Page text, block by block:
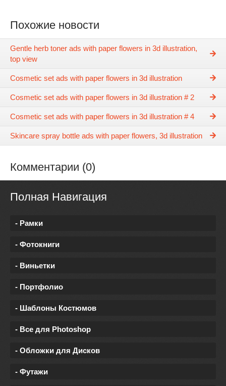
Похожие новости
Gentle herb toner ads with paper flowers in 3d illustration,
top view
Cosmetic set ads with paper flowers in 3d illustration
Cosmetic set ads with paper flowers in 3d illustration # 2
Cosmetic set ads with paper flowers in 3d illustration # 4
Skincare spray bottle ads with paper flowers, 3d illustration
Комментарии (0)
Полная Навигация
- Рамки
- Фотокниги
- Виньетки
- Портфолио
- Шаблоны Костюмов
- Все для Photoshop
- Обложки для Дисков
- Футажи